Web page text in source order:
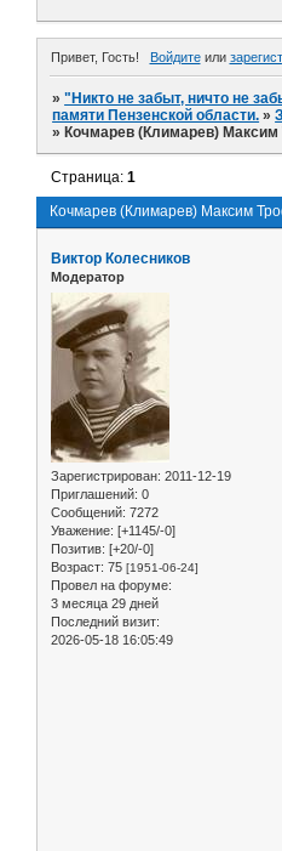
Привет, Гость! Войдитеили
»"Никто не забыт, ничто не
памяти Пензенской области. »
» Кочмарев (Климарев)
Кочмарев (Климарев) Максим
Страница:1
Виктор Колесников
Модератор
Зарегистрирован: 2011-12-19
Приглашений: 0
Сообщений: 7272
Уважение: [+1145/-0]
Позитив: [+20/-0]
Возраст: 75 [1951-06-24]
Провел на форуме:
3 месяца 29 дней
Последний визит:
2026-05-18 16:05:49